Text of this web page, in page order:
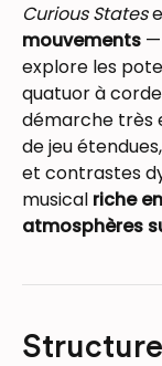
Curious States
mouvements —
explore les
quatuor à
démarche très
de jeu
et contrastes
musical riche
atmosphères